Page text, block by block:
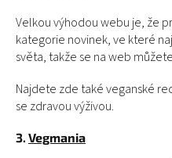
Velkou výhodou webu je, že
kategorie novinek, ve které
světa, takže se na web
Najdete zde také veganské
se zdravou výživou.
3. Vegmania